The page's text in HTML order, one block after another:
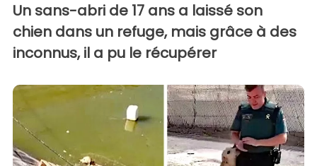
Un sans-abri de 17 ans a laissé son
chien dans un refuge, mais grâce à des
inconnus, il a pu le récupérer